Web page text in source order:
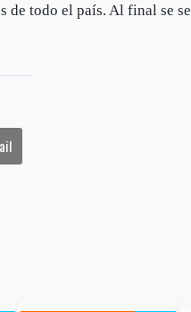
de todo el país. Al final se